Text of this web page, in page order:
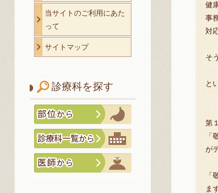
当サイトのご利用にあた
って
サイトマップ
診療科を探す
健
事
対
そ
と
第
が
「
ま